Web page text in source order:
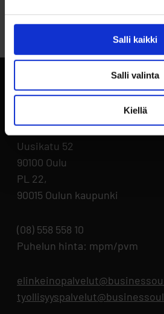
Salli kaikki
Salli valinta
Kiellä
Palaa sivun alkuun
BusinessOulu
Uusikatu 52
90100 Oulu
PL 22,
90015 Oulun kaupunki
(08) 558 558 10
Puhelun hinta: mpm/pvm